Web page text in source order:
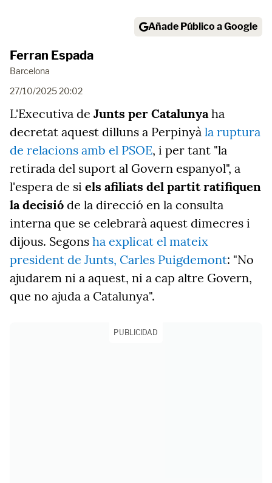
Añade Público a Google
Ferran Espada
Barcelona
27/10/2025 20:02
L'Executiva de Junts per Catalunyaha
decretat aquest dilluns a Perpinyà la ruptura
de relacions amb el PSOE, i per tant "la
retirada del suport al Govern espanyol", a
l'espera de si els afiliats del partit ratifiquen
la decisió de la direcció en la consulta
interna que se celebrarà aquest dimecres i
dijous. Segons ha explicat el mateix
president de Junts, Carles Puigdemont: "No
ajudarem ni a aquest, ni a cap altre Govern,
que no ajuda a Catalunya".
PUBLICIDAD